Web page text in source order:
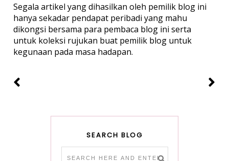
Segala artikel yang dihasilkan oleh pemilik blog ini
hanya sekadar pendapat peribadi yang mahu
dikongsi bersama para pembaca blog ini serta
untuk koleksi rujukan buat pemilik blog untuk
kegunaan pada masa hadapan.
SEARCH BLOG